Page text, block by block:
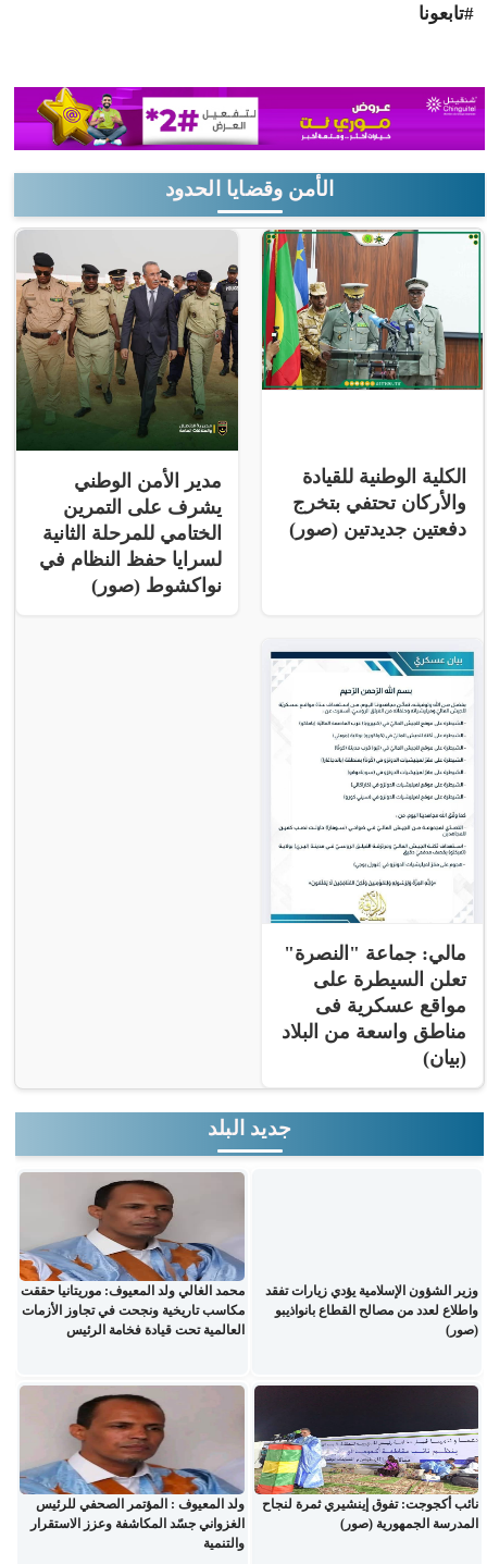
#تابعونا
الأمن وقضايا الحدود
الكلية الوطنية للقيادة
والأركان تحتفي بتخرج
دفعتين جديدتين (صور)
مدير الأمن الوطني
يشرف على التمرين
الختامي للمرحلة الثانية
لسرايا حفظ النظام في
نواكشوط (صور)
مالي: جماعة "النصرة"
تعلن السيطرة على
مواقع عسكرية فى
مناطق واسعة من البلاد
(بيان)
جديد البلد
وزير الشؤون الإسلامية يؤدي زيارات تفقد
واطلاع لعدد من مصالح القطاع بانواذيبو
(صور)
محمد الغالي ولد المعيوف: موريتانيا حققت
مكاسب تاريخية ونجحت في تجاوز الأزمات
العالمية تحت قيادة فخامة الرئيس
نائب أكجوجت: تفوق إينشيري ثمرة لنجاح
المدرسة الجمهورية (صور)
ولد المعيوف : المؤتمر الصحفي للرئيس
الغزواني جسّد المكاشفة وعزز الاستقرار
والتنمية